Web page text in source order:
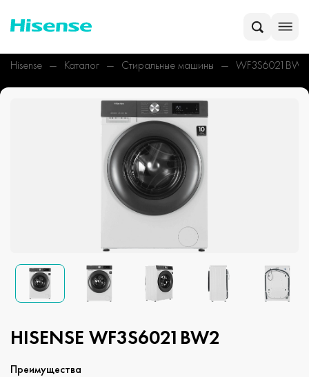
Hisense Каталог Стиральные машины WF3S6021BW2
HISENSE WF3S6021BW2
Преимущества